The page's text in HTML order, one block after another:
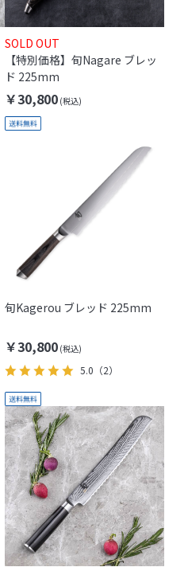
SOLD OUT
【特別価格】旬Nagare ブレッ
ド 225mm
￥30,800
旬Kagerou ブレッド 225mm
￥30,800
5.0 （2）